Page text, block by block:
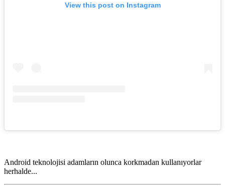
View this post on Instagram
Android teknolojisi adamların olunca korkmadan kullanıyorlar
herhalde...